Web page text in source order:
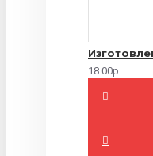
18.00р.